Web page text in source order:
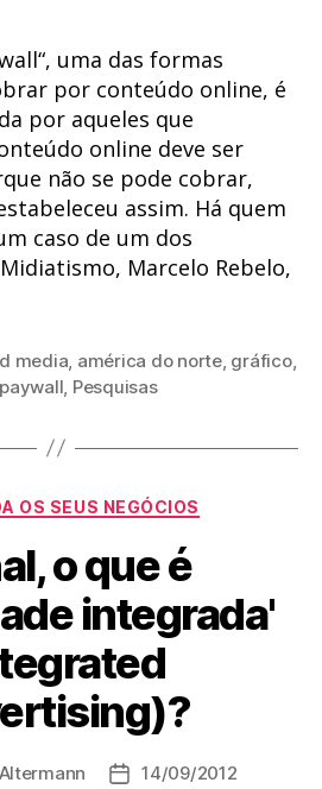
uma das formas
por conteúdo online, é
por aqueles que
online deve ser
não se pode cobrar,
assim. Há quem
caso de um dos
Marcelo Rebelo,
media, américa do norte, gráfico,
paywall, Pesquisas
Categorias
OS SEUS NEGÓCIOS
o que é
integrada'
Data14/09/2012